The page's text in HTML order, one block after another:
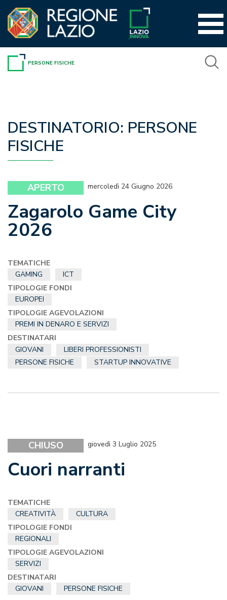
contenuto
PERSONE FISICHE
DESTINATORIO: PERSONE
FISICHE
APERTO mercoledì 24 Giugno 2026
Zagarolo Game City
2026
TEMATICHE
GAMING
ICT
TIPOLOGIE FONDI
EUROPEI
TIPOLOGIE AGEVOLAZIONI
PREMI IN DENARO E SERVIZI
DESTINATARI
GIOVANI
LIBERI PROFESSIONISTI
PERSONE FISICHE
STARTUP INNOVATIVE
CHIUSO giovedì 3 Luglio 2025
Cuori narranti
TEMATICHE
CREATIVITÀ
CULTURA
TIPOLOGIE FONDI
REGIONALI
TIPOLOGIE AGEVOLAZIONI
SERVIZI
DESTINATARI
GIOVANI
PERSONE FISICHE